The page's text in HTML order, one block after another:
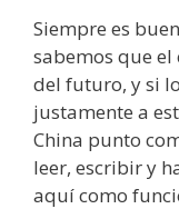
Siempre es
sabemos que
del futuro, y si
justamente a
China punto
leer, escribir y
aquí como